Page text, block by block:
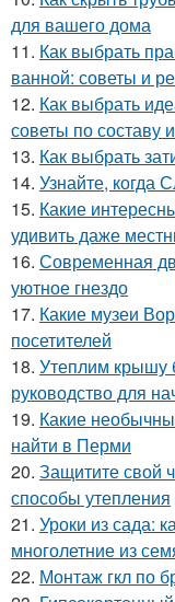
для вашего дома
11. Как выбрать
ванной: советы и
12. Как выбрать
советы по составу
13. Как выбрать
14. Узнайте, когда
15. Какие
удивить даже
16. Современная
уютное гнездо
17. Какие музеи
посетителей
18. Утеплим крышу
руководство для
19. Какие
найти в Перми
20. Защитите свой
способы утепления
21. Уроки из сада:
многолетние из
22. Монтаж гкл по